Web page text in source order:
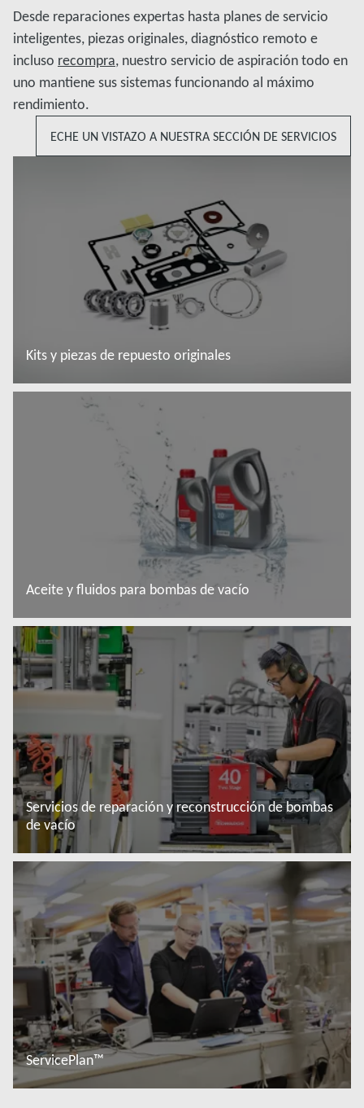
Desde reparaciones expertas hasta planes de servicio
inteligentes, piezas originales, diagnóstico remoto e
incluso recompra, nuestro servicio de aspiración todo en
uno mantiene sus sistemas funcionando al máximo
rendimiento.
ECHE UN VISTAZO A NUESTRA SECCIÓN DE SERVICIOS
Kits y piezas de repuesto originales
Aceite y fluidos para bombas de vacío
Más información
Servicios de reparación y reconstrucción de bombas
de vacío
Más información
ServicePlan™